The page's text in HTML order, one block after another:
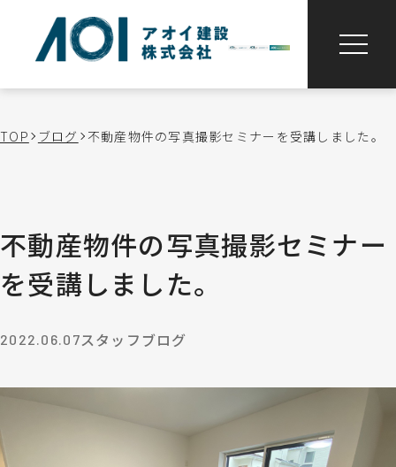
TOP ブログ 不動産物件の写真撮影セミナーを受講しました。
不動産物件の写真撮影セミナー
を受講しました。
2022.06.07スタッフブログ